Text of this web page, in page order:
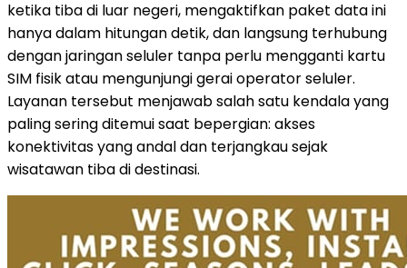
ketika tiba di luar negeri, mengaktifkan paket data ini
hanya dalam hitungan detik, dan langsung terhubung
dengan jaringan seluler tanpa perlu mengganti kartu
SIM fisik atau mengunjungi gerai operator seluler.
Layanan tersebut menjawab salah satu kendala yang
paling sering ditemui saat bepergian: akses
konektivitas yang andal dan terjangkau sejak
wisatawan tiba di destinasi.